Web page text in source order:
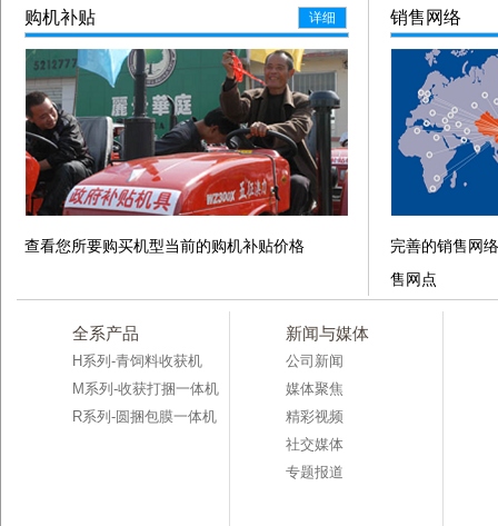
详细
购机补贴
查看您所要购买机型当前的购机补贴价格
销售网络
完善的销售网
售网点
全系产品
H系列-青饲料收获机
M系列-收获打捆一体机
R系列-圆捆包膜一体机
新闻与媒体
公司新闻
媒体聚焦
精彩视频
社交媒体
专题报道